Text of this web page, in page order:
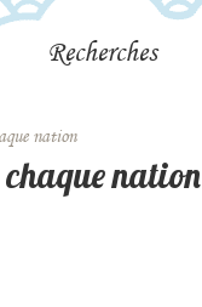
Recherches
nation
chaque nation